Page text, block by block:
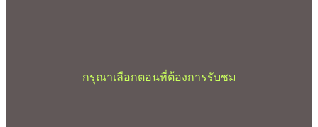
กรุณาเลือกตอนที่ต้องการรับชม